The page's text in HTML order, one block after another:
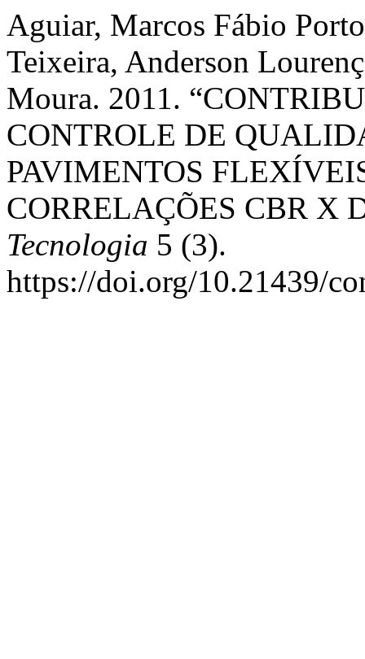
Aguiar, Marcos Fábio
Teixeira, Anderson
Moura. 2011.
CONTROLE DE
PAVIMENTOS
CORRELAÇÕES CBR X
Tecnologia 5 (3).
https://doi.org/10.21439/